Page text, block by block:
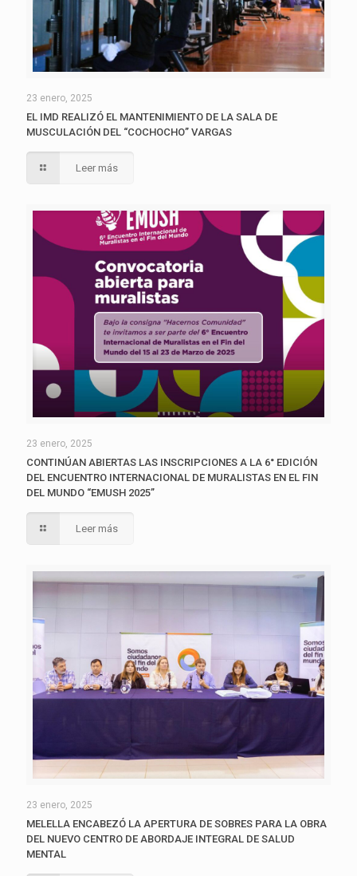
23 enero, 2025
EL IMD REALIZÓ EL MANTENIMIENTO DE LA SALA DE
MUSCULACIÓN DEL “COCHOCHO” VARGAS
Leer más
23 enero, 2025
CONTINÚAN ABIERTAS LAS INSCRIPCIONES A LA 6° EDICIÓN
DEL ENCUENTRO INTERNACIONAL DE MURALISTAS EN EL FIN
DEL MUNDO “EMUSH 2025”
Leer más
23 enero, 2025
MELELLA ENCABEZÓ LA APERTURA DE SOBRES PARA LA OBRA
DEL NUEVO CENTRO DE ABORDAJE INTEGRAL DE SALUD
MENTAL